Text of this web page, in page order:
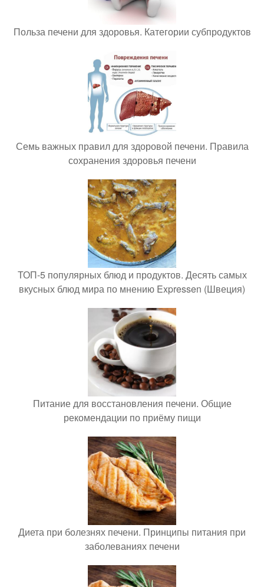
Польза печени для здоровья. Категории субпродуктов
Семь важных правил для здоровой печени. Правила
сохранения здоровья печени
ТОП-5 популярных блюд и продуктов. Десять самых
вкусных блюд мира по мнению Expressen (Швеция)
Питание для восстановления печени. Общие
рекомендации по приёму пищи
Диета при болезнях печени. Принципы питания при
заболеваниях печени